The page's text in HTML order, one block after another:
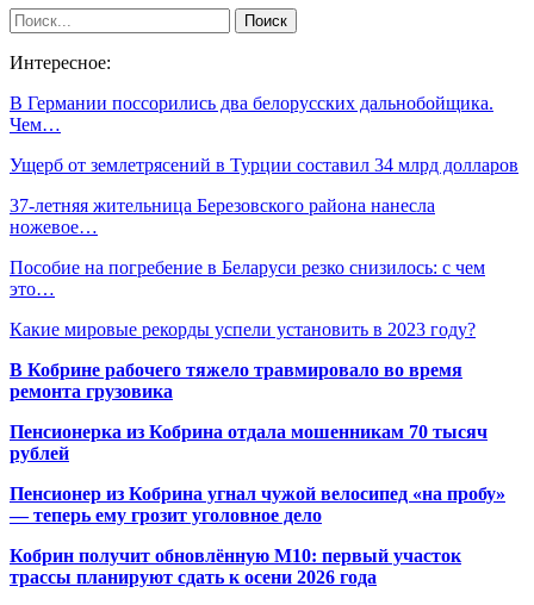
Интересное:
В Германии поссорились два белорусских дальнобойщика.
Чем…
Ущерб от землетрясений в Турции составил 34 млрд долларов
37-летняя жительница Березовского района нанесла
ножевое…
Пособие на погребение в Беларуси резко снизилось: с чем
это…
Какие мировые рекорды успели установить в 2023 году?
В Кобрине рабочего тяжело травмировало во время
ремонта грузовика
Пенсионерка из Кобрина отдала мошенникам 70 тысяч
рублей
Пенсионер из Кобрина угнал чужой велосипед «на пробу»
— теперь ему грозит уголовное дело
Кобрин получит обновлённую М10: первый участок
трассы планируют сдать к осени 2026 года